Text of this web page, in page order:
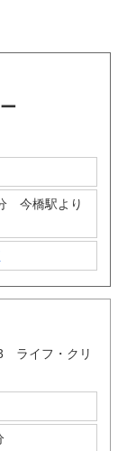
今橋駅より
ライフ・クリ